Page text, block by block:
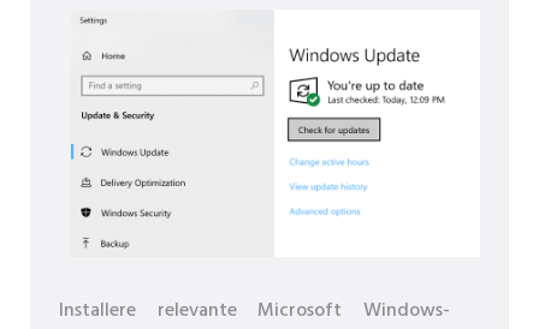
Installere relevante Microsoft Windows-